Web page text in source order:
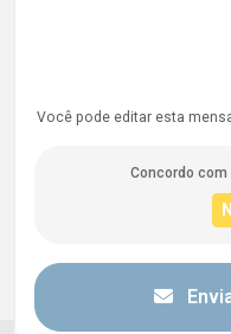
Você pode editar esta
Concordo com